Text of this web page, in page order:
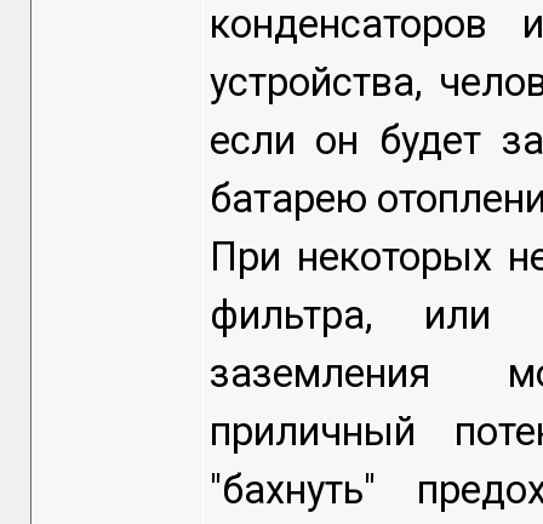
устройства,
если он будет
батарею
При некоторых
фильтра,
заземления
приличный
"бахнуть"